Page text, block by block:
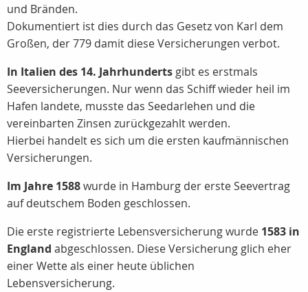
und Bränden.
Dokumentiert ist dies durch das Gesetz von Karl dem
Großen, der 779 damit diese Versicherungen verbot.
In Italien des 14. Jahrhunderts gibt es erstmals
Seeversicherungen. Nur wenn das Schiff wieder heil im
Hafen landete, musste das Seedarlehen und die
vereinbarten Zinsen zurückgezahlt werden.
Hierbei handelt es sich um die ersten kaufmännischen
Versicherungen.
Im Jahre 1588wurde in Hamburg der erste Seevertrag
auf deutschem Boden geschlossen.
Die erste registrierte Lebensversicherung wurde 1583 in
England abgeschlossen. Diese Versicherung glich eher
einer Wette als einer heute üblichen
Lebensversicherung.